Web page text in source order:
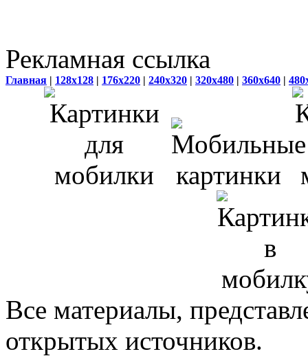
Рекламная ссылка
Главная | 128x128 | 176x220 | 240x320 | 320x480 | 360x640 |
Все материалы,
открытых источников.